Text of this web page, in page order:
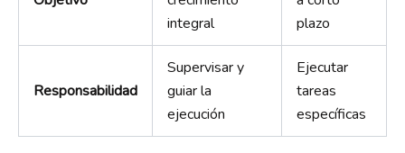
integral
plazo
Responsabilidad
Supervisar y
guiar la
ejecución
Ejecutar
tareas
específicas